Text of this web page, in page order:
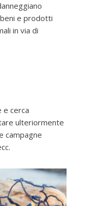
e prodotti
in via di
e cerca
ulteriormente
campagne